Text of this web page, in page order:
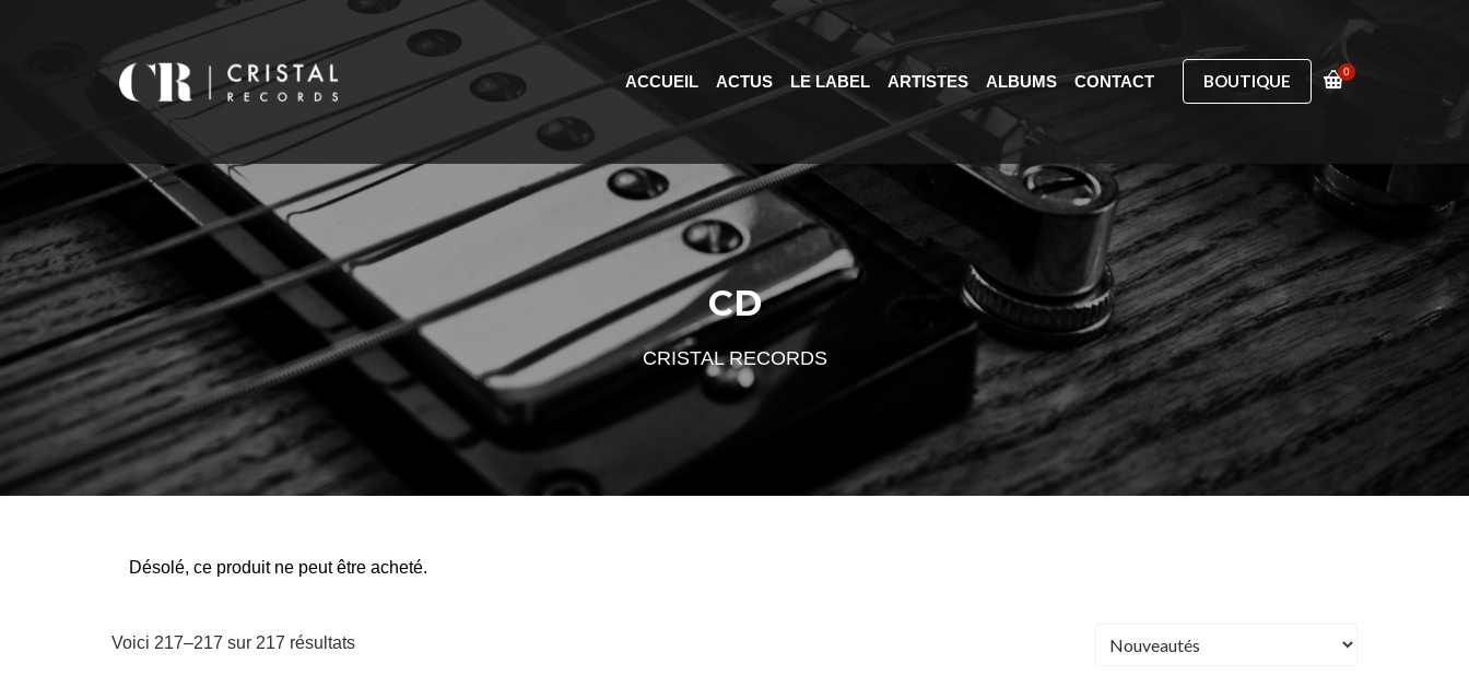
ACCUEIL ACTUS LE LABEL ARTISTES ALBUMS CONTACT BOUTIQUE 0
CD
CRISTAL RECORDS
Désolé, ce produit ne peut être acheté.
Voici 217–217 sur 217 résultats